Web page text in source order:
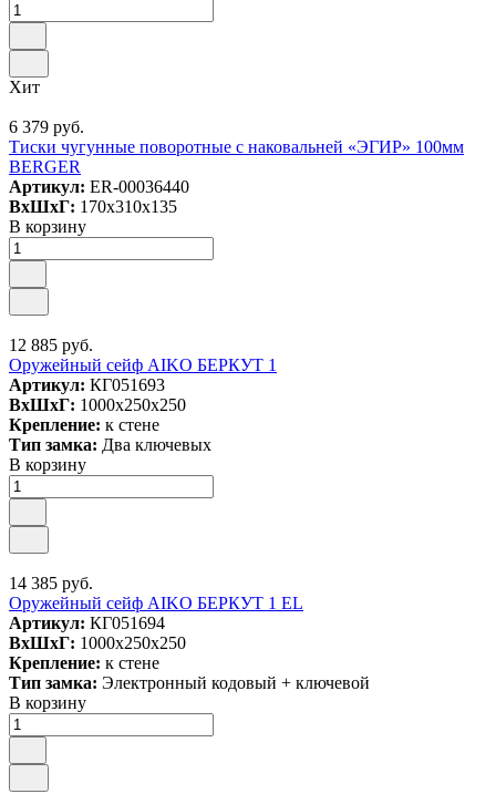
Хит
6 379 руб.
Тиски чугунные поворотные с наковальней «ЭГИР» 100мм
BERGER
Артикул: ER-00036440
ВxШxГ: 170x310x135
В корзину
12 885 руб.
Оружейный сейф AIKO БЕРКУТ 1
Артикул: КГ051693
ВxШxГ: 1000x250x250
Крепление: к стене
Тип замка: Два ключевых
В корзину
14 385 руб.
Оружейный сейф AIKO БЕРКУТ 1 EL
Артикул: КГ051694
ВxШxГ: 1000x250x250
Крепление: к стене
Тип замка: Электронный кодовый + ключевой
В корзину